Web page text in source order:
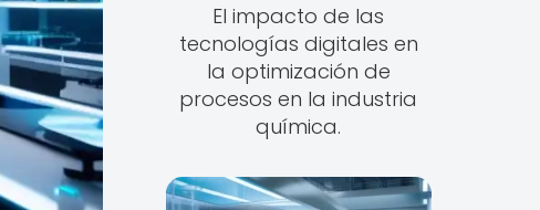
El impacto de las
tecnologías digitales en
la optimización de
procesos en la industria
química.